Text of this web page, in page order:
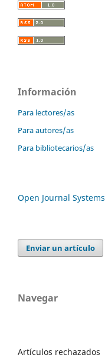
Información
Para lectores/as
Para autores/as
Para bibliotecarios/as
Open Journal Systems
Enviar un artículo
Navegar
Artículos rechazados